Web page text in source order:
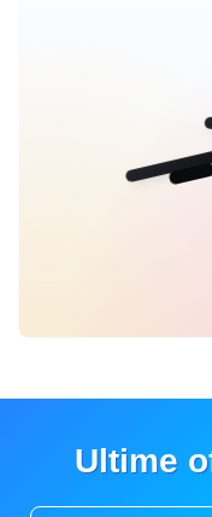
Ultime